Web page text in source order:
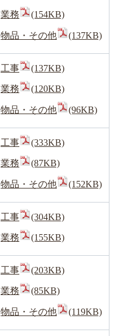
業務 (154KB)
物品・その他 (137KB)
工事 (137KB)
業務 (120KB)
物品・その他 (96KB)
工事 (333KB)
業務 (87KB)
物品・その他 (152KB)
工事 (304KB)
業務 (155KB)
工事 (203KB)
業務 (85KB)
物品・その他 (119KB)